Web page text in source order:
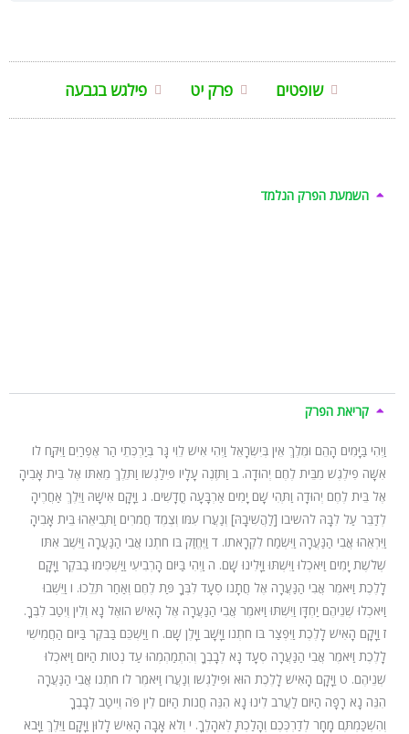
שופטים פרק יט פילגש בגבעה
השמעת הפרק הנלמד
קריאת הפרק
וַיְהִי בַּיָּמִים הָהֵם וּמֶלֶךְ אֵין בְּיִשְׂרָאֵל וַיְהִי אִישׁ לֵוִי גָּר בְּיַרְכְּתֵי הַר אֶפְרַיִם וַיִּקַּח לוֹ
אִשָּׁה פִילֶגֶשׁ מִבֵּית לֶחֶם יְהוּדָה. ב וַתִּזְנֶה עָלָיו פִּילַגְשׁוֹ וַתֵּלֶךְ מֵאִתּוֹ אֶל בֵּית אָבִיהָ
אֶל בֵּית לֶחֶם יְהוּדָה וַתְּהִי שָׁם יָמִים אַרְבָּעָה חֳדָשִׁים. ג וַיָּקָם אִישָׁהּ וַיֵּלֶךְ אַחֲרֶיהָ
לְדַבֵּר עַל לִבָּהּ להשיבו [לַהֲשִׁיבָהּ] וְנַעֲרוֹ עִמּוֹ וְצֶמֶד חֲמֹרִים וַתְּבִיאֵהוּ בֵּית אָבִיהָ
וַיִּרְאֵהוּ אֲבִי הַנַּעֲרָה וַיִּשְׂמַח לִקְרָאתוֹ. ד וַיֶּחֱזַק בּוֹ חֹתְנוֹ אֲבִי הַנַּעֲרָה וַיֵּשֶׁב אִתּוֹ
שְׁלֹשֶׁת יָמִים וַיֹּאכְלוּ וַיִּשְׁתּוּ וַיָּלִינוּ שָׁם. ה וַיְהִי בַּיּוֹם הָרְבִיעִי וַיַּשְׁכִּימוּ בַבֹּקֶר וַיָּקָם
לָלֶכֶת וַיֹּאמֶר אֲבִי הַנַּעֲרָה אֶל חֲתָנוֹ סְעָד לִבְּךָ פַּת לֶחֶם וְאַחַר תֵּלֵכוּ. ו וַיֵּשְׁבוּ
וַיֹּאכְלוּ שְׁנֵיהֶם יַחְדָּו וַיִּשְׁתּוּ וַיֹּאמֶר אֲבִי הַנַּעֲרָה אֶל הָאִישׁ הוֹאֶל נָא וְלִין וְיִטַב לִבֶּךָ.
ז וַיָּקָם הָאִישׁ לָלֶכֶת וַיִּפְצַר בּוֹ חֹתְנוֹ וַיָּשָׁב וַיָּלֶן שָׁם. ח וַיַּשְׁכֵּם בַּבֹּקֶר בַּיּוֹם הַחֲמִישִׁי
לָלֶכֶת וַיֹּאמֶר אֲבִי הַנַּעֲרָה סְעָד נָא לְבָבְךָ וְהִתְמַהְמְהוּ עַד נְטוֹת הַיּוֹם וַיֹּאכְלוּ
שְׁנֵיהֶם. ט וַיָּקָם הָאִישׁ לָלֶכֶת הוּא וּפִילַגְשׁוֹ וְנַעֲרוֹ וַיֹּאמֶר לוֹ חֹתְנוֹ אֲבִי הַנַּעֲרָה
הִנֵּה נָא רָפָה הַיּוֹם לַעֲרֹב לִינוּ נָא הִנֵּה חֲנוֹת הַיּוֹם לִין פֹּה וְיִיטַב לְבָבֶךָ
וְהִשְׁכַּמְתֶּם מָחָר לְדַרְכְּכֶם וְהָלַכְתָּ לְאֹהָלֶךָ. י וְלֹא אָבָה הָאִישׁ לָלוּן וַיָּקָם וַיֵּלֶךְ וַיָּבֹא